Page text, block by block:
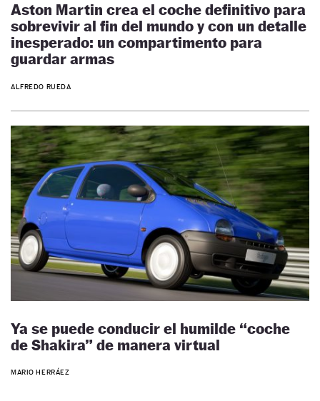
Aston Martin crea el coche definitivo para
sobrevivir al fin del mundo y con un detalle
inesperado: un compartimento para
guardar armas
ALFREDO RUEDA
Ya se puede conducir el humilde “coche
de Shakira” de manera virtual
MARIO HERRÁEZ